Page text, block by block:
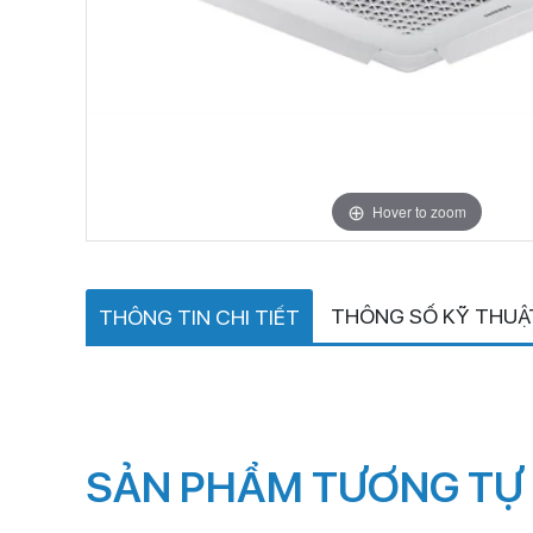
Hover to zoom
THÔNG TIN CHI TIẾT THÔNG SỐ KỸ
SẢN PHẨM TƯƠNG TỰ